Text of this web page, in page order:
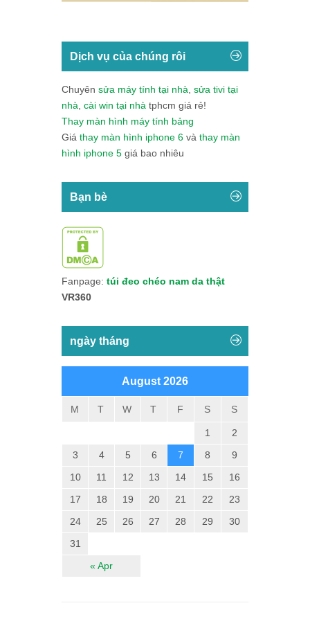
Dịch vụ của chúng rôi
Chuyên sửa máy tính tại nhà sửa tivi tại
nhà cài win tại nhà tphcm giá rẻ!
Thay màn hình máy tính bảng
Giá thay màn hình iphone 6 và thay màn
hình iphone 5 giá bao nhiêu
Bạn bè
Fanpage: túi đeo chéo nam da thật
VR360
ngày tháng
August 2026
M T W T F S S
« Apr
1
2
3
4 5 6 7 8
9
10
11 12 13 14 15
16
17
18 19 20 21 22
23
24
25 26 27 28 29
30
31